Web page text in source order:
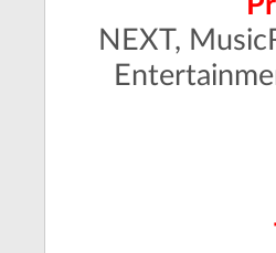
NEXT,